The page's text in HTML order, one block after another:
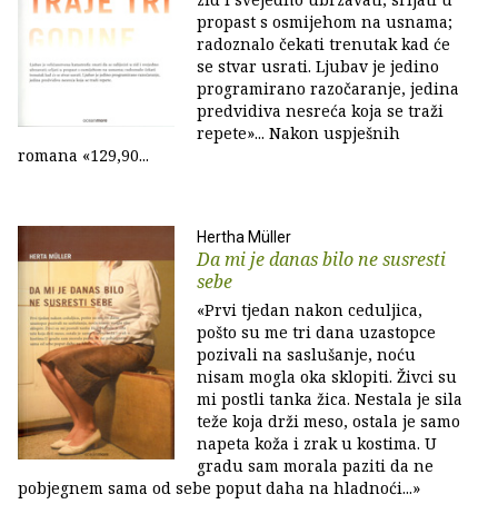
propast s osmijehom na usnama;
radoznalo čekati trenutak kad će
se stvar usrati. Ljubav je jedino
programirano razočaranje, jedina
predvidiva nesreća koja se traži
repete»... Nakon uspješnih
romana «129,90...
Hertha Müller
Da mi je danas bilo ne susresti
sebe
«Prvi tjedan nakon ceduljica,
pošto su me tri dana uzastopce
pozivali na saslušanje, noću
nisam mogla oka sklopiti. Živci su
mi postli tanka žica. Nestala je sila
teže koja drži meso, ostala je samo
napeta koža i zrak u kostima. U
gradu sam morala paziti da ne
pobjegnem sama od sebe poput daha na hladnoći...»